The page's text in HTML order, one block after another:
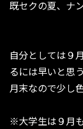
既セクの夏、ナ
自分としては９
るには早いと思
月末なので少し
※大学生は９月